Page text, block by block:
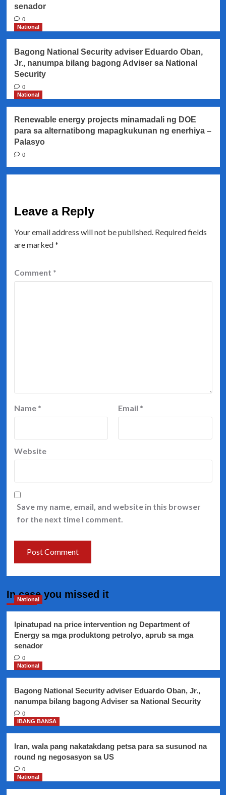
senador
0
National
Bagong National Security adviser Eduardo Oban,
Jr., nanumpa bilang bagong Adviser sa National
Security
0
National
Renewable energy projects minamadali ng DOE
para sa alternatibong mapagkukunan ng enerhiya –
Palasyo
0
Leave a Reply
Your email address will not be published. Required fields
are marked*
Comment *
Name * Email *
Website
Save my name, email, and website in this browser
for the next time I comment.
In case you missed it
National
Ipinatupad na price intervention ng Department of
Energy sa mga produktong petrolyo, aprub sa mga
senador
0
National
Bagong National Security adviser Eduardo Oban, Jr.,
nanumpa bilang bagong Adviser sa National Security
0
IBANG BANSA
Iran, wala pang nakatakdang petsa para sa susunod na
round ng negosasyon sa US
0
National